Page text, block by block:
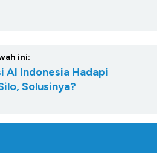
ini:
AI Indonesia Hadapi
Solusinya?